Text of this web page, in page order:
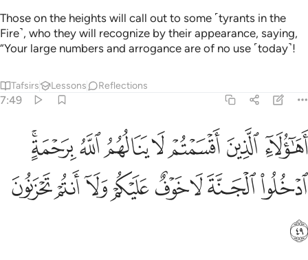
Those on the heights will call out to some ˹tyrants in the
Fire˺, who they will recognize by their appearance, saying,
“Your large numbers and arrogance are of no use ˹today˺!
Tafsirs Lessons Reflections
7:49
اهاولاء الذين اقسمتم لا ينالهم الله برحمة ادخلوا الجنة لا خوف عليكم
أَهَـٰٓؤُلَآءِ ٱلَّذِينَ أَقْسَمْتُمْ لَا يَنَالُهُمُ ٱللَّهُ بِرَحْمَةٍ ۚ ٱدْخُلُوا۟ ٱلْجَنَّةَ لَا خَوْفٌ
ﲟﲠﲡﲢﲣﲤﲥﲦ
ﲧﲨﲩﲪﲫﲬﲭﲮ
ﲯ